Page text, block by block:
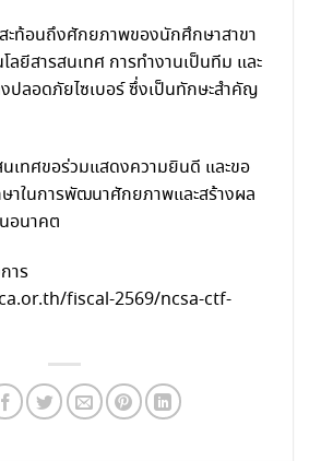
ะท้อนถึงศักยภาพของนักศึกษาสาขา
ลยีสารสนเทศ การทำงานเป็นทีม และ
ปลอดภัยไซเบอร์ ซึ่งเป็นทักษะสำคัญ
นเทศขอร่วมแสดงความยินดี และขอ
าในการพัฒนาศักยภาพและสร้างผล
อนาคต
าร
fiscal-2569/ncsa-ctf-